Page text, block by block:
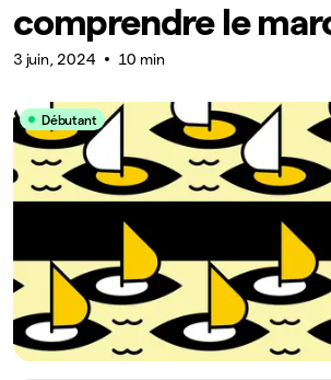
comprendre le
3 juin, 2024 10 min
Débutant